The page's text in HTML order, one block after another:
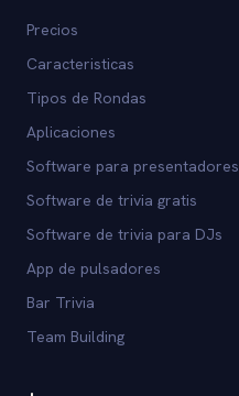
Precios
Caracteristicas
Tipos de Rondas
Aplicaciones
Software para presentadores
Software de trivia gratis
Software de trivia para DJs
App de pulsadores
Bar Trivia
Team Building